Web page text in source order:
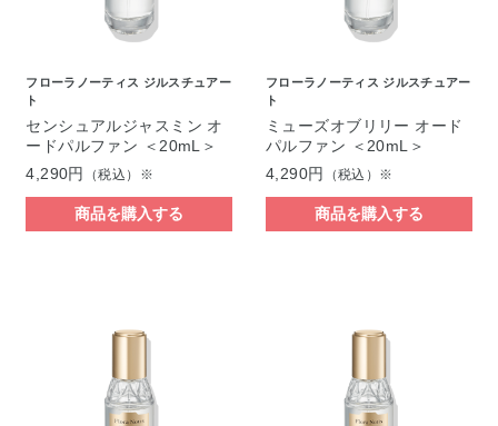
フローラノーティス ジルスチュアー
ト
センシュアルジャスミン オ
ードパルファン ＜20mL＞
4,290円
（税込）※
商品を購入する
フローラノーティス ジルスチュアー
ト
ミューズオブリリー オード
パルファン ＜20mL＞
4,290円
（税込）※
商品を購入する